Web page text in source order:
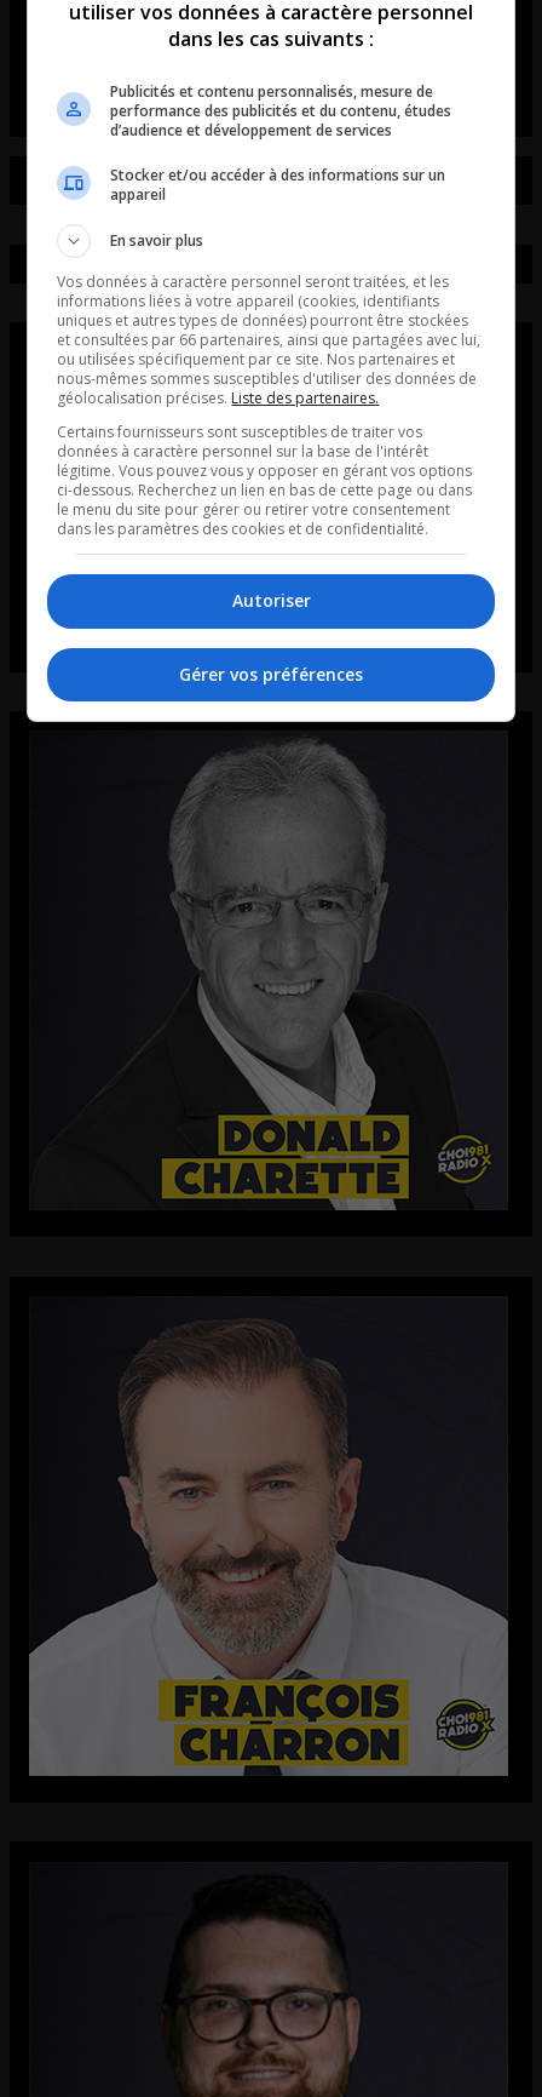
immobilier de Québec RALENTI!
utiliser vos données à caractère personnel
dans les cas suivants :
Publicités et contenu personnalisés, mesure de
performance des publicités et du contenu, études
d’audience et développement de services
Stocker et/ou accéder à des informations sur un
appareil
En savoir plus
Vos données à caractère personnel seront traitées, et les
informations liées à votre appareil (cookies, identifiants
uniques et autres types de données) pourront être stockées
et consultées par 66 partenaires, ainsi que partagées avec lui,
ou utilisées spécifiquement par ce site. Nos partenaires et
nous-mêmes sommes susceptibles d'utiliser des données de
géolocalisation précises. Liste des partenaires.
Certains fournisseurs sont susceptibles de traiter vos
données à caractère personnel sur la base de l'intérêt
légitime. Vous pouvez vous y opposer en gérant vos options
ci-dessous. Recherchez un lien en bas de cette page ou dans
le menu du site pour gérer ou retirer votre consentement
dans les paramètres des cookies et de confidentialité.
Autoriser
Gérer vos préférences